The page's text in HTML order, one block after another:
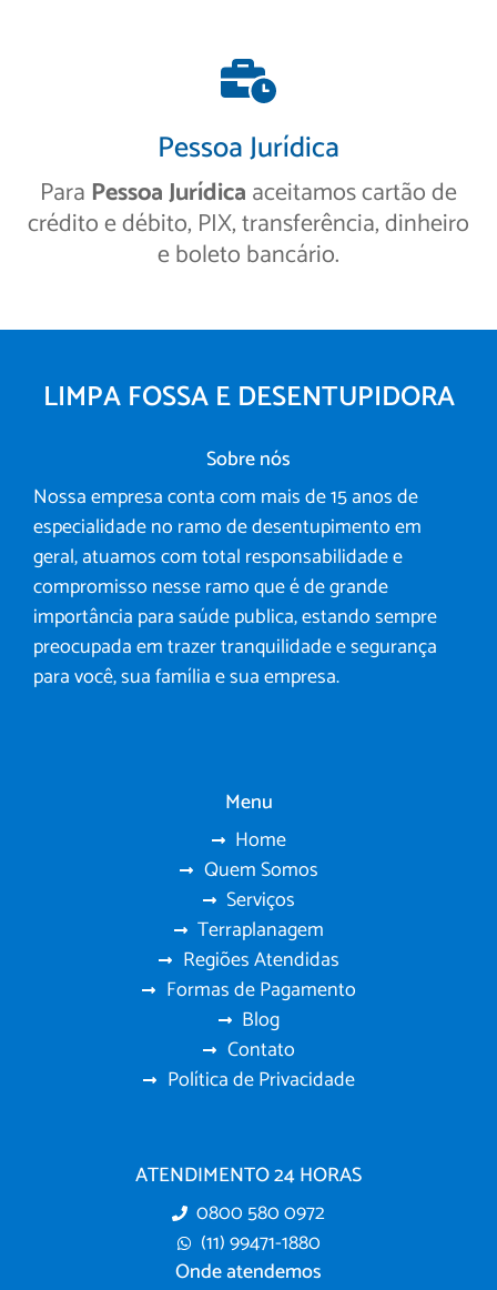
Pessoa Jurídica
Para Pessoa Jurídicaaceitamos cartão de
crédito e débito, PIX, transferência, dinheiro
e boleto bancário.
LIMPA FOSSA E DESENTUPIDORA
Sobre nós
Nossa empresa conta com mais de 15 anos de
especialidade no ramo de desentupimento em
geral, atuamos com total responsabilidade e
compromisso nesse ramo que é de grande
importância para saúde publica, estando sempre
preocupada em trazer tranquilidade e segurança
para você, sua família e sua empresa.
Menu
Home
Quem Somos
Serviços
Terraplanagem
Regiões Atendidas
Formas de Pagamento
Blog
Contato
Política de Privacidade
ATENDIMENTO 24 HORAS
0800 580 0972
(11) 99471-1880
Onde atendemos